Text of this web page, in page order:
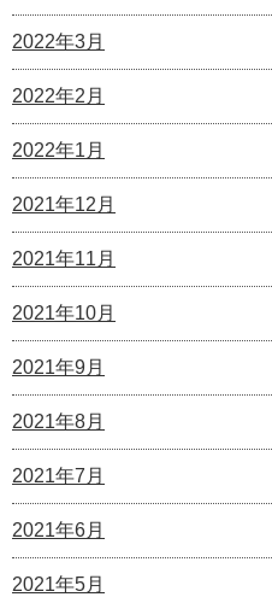
2022年3月
2022年2月
2022年1月
2021年12月
2021年11月
2021年10月
2021年9月
2021年8月
2021年7月
2021年6月
2021年5月